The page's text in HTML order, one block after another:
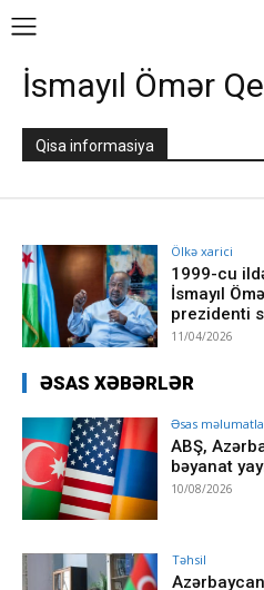
İsmayıl Ömər
Qisa informasiya
Ölkə xarici
1999-cu
İsmayıl
prezidenti
11/04/2026
ƏSAS XƏBƏRLƏR
Əsas
ABŞ,
bəyanat
10/08/2026
Təhsil